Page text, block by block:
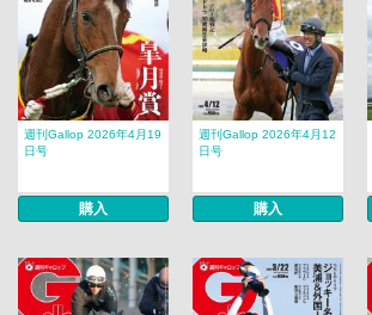
週刊Gallop 2026年4月19
日号
購入
週刊Gallop 2026年4月12
日号
購入